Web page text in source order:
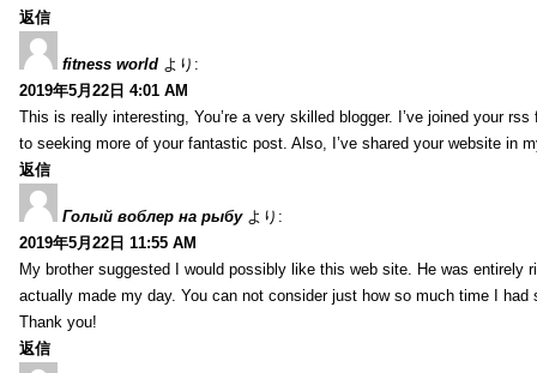
返信
fitness world より:
2019年5月22日 4:01 AM
This is really interesting, You’re a very skilled blogger. I’ve joined your rss
to seeking more of your fantastic post. Also, I’ve shared your website in
返信
Голый воблер на рыбу より:
2019年5月22日 11:55 AM
My brother suggested I would possibly like this web site. He was entirely
actually made my day. You can not consider just how so much time I had
Thank you!
返信